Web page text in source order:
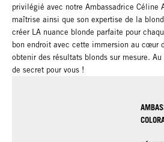
privilégié avec notre Ambassadrice Céline
maîtrise ainsi que son expertise de la
créer LA nuance blonde parfaite pour
bon endroit avec cette immersion au cœur
obtenir des résultats blonds sur mesure.
de secret pour vous !